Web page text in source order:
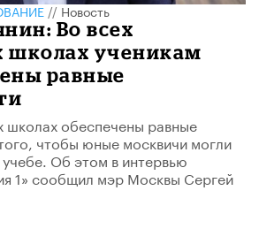
//Новость
Во всех
школах ученикам
равные
школах обеспечены равные
чтобы юные москвичи могли
учебе. Об этом в интервью
1» сообщил мэр Москвы Сергей